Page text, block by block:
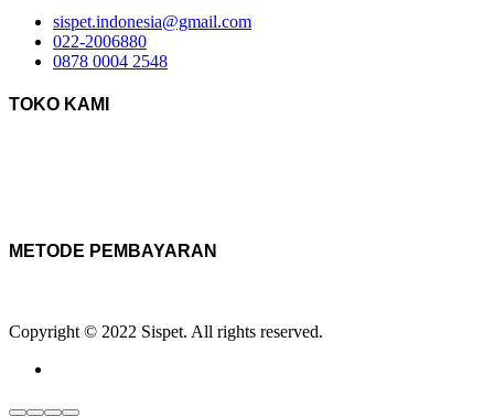
sispet.indonesia@gmail.com
022-2006880
0878 0004 2548
TOKO KAMI
METODE PEMBAYARAN
Copyright © 2022 Sispet. All rights reserved.